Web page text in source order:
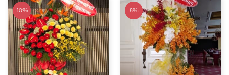
-10% -8%